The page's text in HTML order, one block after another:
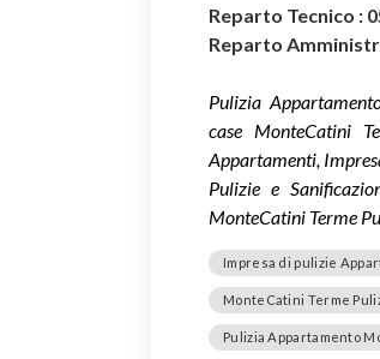
Reparto Tecnico :
Reparto
Pulizia
case MonteCatini
Appartamenti,
Pulizie e
MonteCatini Terme
Impresa di pulizie
MonteCatini Terme
Pulizia Appartamento